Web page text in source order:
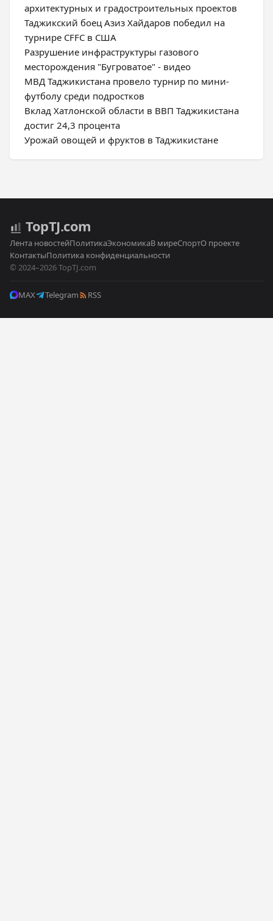
архитектурных и градостроительных проектов
Таджикский боец Азиз Хайдаров победил на
турнире CFFC в США
Разрушение инфраструктуры газового
месторождения "Бугроватое" - видео
МВД Таджикистана провело турнир по мини-
футболу среди подростков
Вклад Хатлонской области в ВВП Таджикистана
достиг 24,3 процента
Урожай овощей и фруктов в Таджикистане
TopTJ.com
Лента новостейПолитикаЭкономикаВ миреСпортО проекте
КонтактыПолитика конфиденциальности
© 2024–2026 TopTJ.com
MAX Telegram RSS